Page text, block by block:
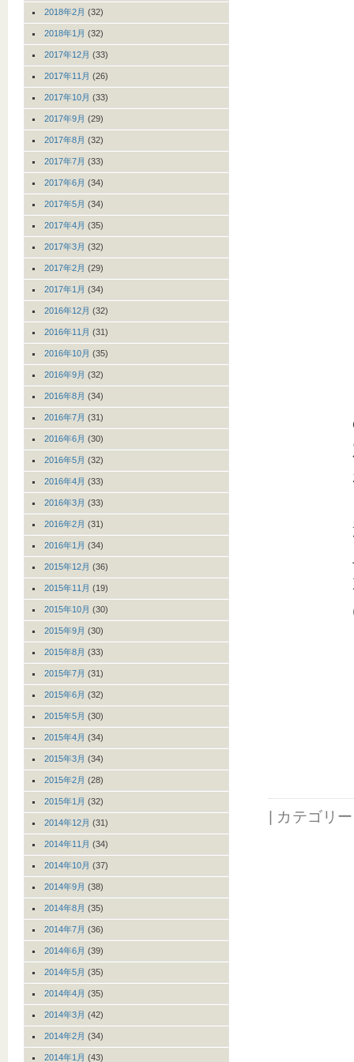
| カテゴリ
2018年2月 (32)
2018年1月 (32)
2017年12月 (33)
2017年11月 (26)
2017年10月 (33)
2017年9月 (29)
2017年8月 (32)
2017年7月 (33)
2017年6月 (34)
2017年5月 (34)
2017年4月 (35)
2017年3月 (32)
2017年2月 (29)
2017年1月 (34)
2016年12月 (32)
2016年11月 (31)
2016年10月 (35)
2016年9月 (32)
2016年8月 (34)
2016年7月 (31)
2016年6月 (30)
2016年5月 (32)
2016年4月 (33)
2016年3月 (33)
2016年2月 (31)
2016年1月 (34)
2015年12月 (36)
2015年11月 (19)
2015年10月 (30)
2015年9月 (30)
2015年8月 (33)
2015年7月 (31)
2015年6月 (32)
2015年5月 (30)
2015年4月 (34)
2015年3月 (34)
2015年2月 (28)
2015年1月 (32)
2014年12月 (31)
2014年11月 (34)
2014年10月 (37)
2014年9月 (38)
2014年8月 (35)
2014年7月 (36)
2014年6月 (39)
2014年5月 (35)
2014年4月 (35)
2014年3月 (42)
2014年2月 (34)
2014年1月 (43)